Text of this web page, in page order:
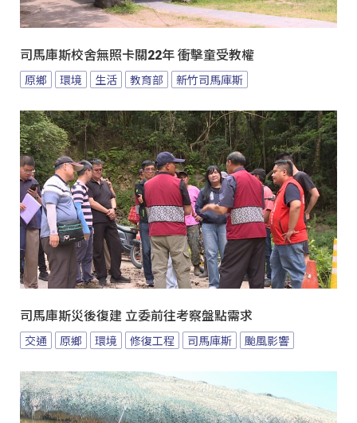
司馬庫斯校舍無照卡關22年 衝擊童受教權
原鄉 環境 生活 教育部 新竹司馬庫斯
司馬庫斯災後復建 立委前往考察盤點需求
交通 原鄉 環境 修復工程 司馬庫斯 颱風影響